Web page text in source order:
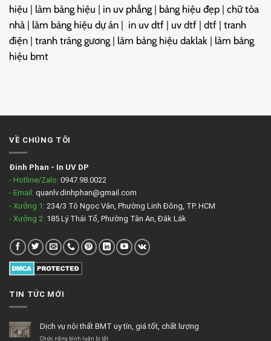
hiệu | làm bảng hiệu | in uv phẳng | bảng hiệu đẹp | chữ tòa
nhà | làm bảng hiệu dự án | in uv dtf | uv dtf | dtf | tranh
điện | tranh tráng gương | làm bảng hiệu daklak | làm bảng
hiệu bmt
VỀ CHÚNG TÔI
Đinh Phan - In UV DP
- Hotline/Zalo: 0947.98.0022
- Email: quanlv.dinhphan@gmail.com
- Xưởng 1: 234/3 Tô Ngọc Vân, Phường Linh Đông, TP. HCM
- Xưởng 2: 185 Lý Thái Tổ, Phường Tân An, Đắk Lắk
TIN TỨC MỚI
Dịch vụ nội thất BMT uy tín, giá tốt, chất lượng
Chức năng bình luận bị tắtở